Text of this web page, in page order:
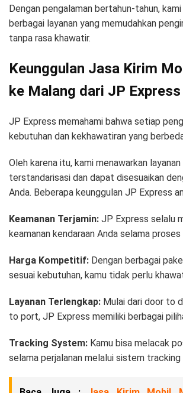
Dengan pengalaman bertahun-tahun,
berbagai layanan yang memudahkan
tanpa rasa khawatir.
Keunggulan Jasa Kirim
ke Malang dari JP Express
JP Express memahami bahwa setiap
kebutuhan dan kekhawatiran yang
Oleh karena itu, kami menawarkan layanan
terstandarisasi dan dapat disesuaikan
Anda. Beberapa keunggulan JP Express
Keamanan Terjamin: JP Express selalu
keamanan kendaraan Anda selama proses
Harga Kompetitif: Dengan berbagai
sesuai kebutuhan, kamu tidak perlu
Layanan Terlengkap: Mulai dari door to
to port, JP Express memiliki berbagai
Tracking System: Kamu bisa melacak
selama perjalanan melalui sistem tracking